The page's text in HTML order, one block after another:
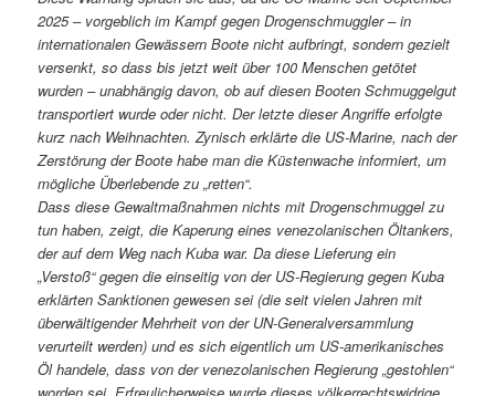
2025 – vorgeblich im Kampf gegen Drogenschmuggler – in
internationalen Gewässern Boote nicht aufbringt, sondern gezielt
versenkt, so dass bis jetzt weit über 100 Menschen getötet
wurden – unabhängig davon, ob auf diesen Booten Schmuggelgut
transportiert wurde oder nicht. Der letzte dieser Angriffe erfolgte
kurz nach Weihnachten. Zynisch erklärte die US-Marine, nach der
Zerstörung der Boote habe man die Küstenwache informiert, um
mögliche Überlebende zu „retten“.
Dass diese Gewaltmaßnahmen nichts mit Drogenschmuggel zu
tun haben, zeigt, die Kaperung eines venezolanischen Öltankers,
der auf dem Weg nach Kuba war. Da diese Lieferung ein
„Verstoß“ gegen die einseitig von der US-Regierung gegen Kuba
erklärten Sanktionen gewesen sei (die seit vielen Jahren mit
überwältigender Mehrheit von der UN-Generalversammlung
verurteilt werden) und es sich eigentlich um US-amerikanisches
Öl handele, dass von der venezolanischen Regierung „gestohlen“